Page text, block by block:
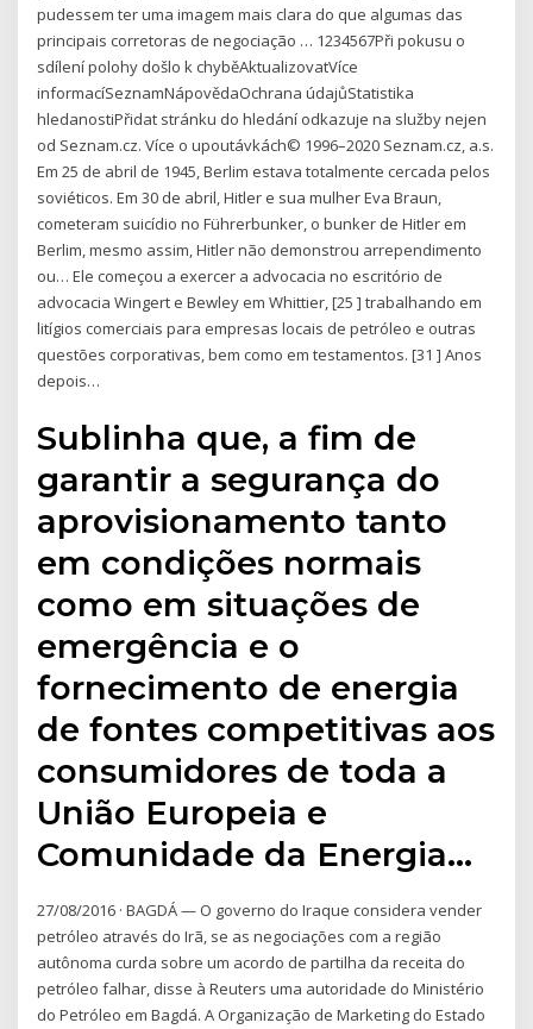
pudessem ter uma imagem mais clara do que algumas das
principais corretoras de negociação … 1234567Při pokusu o
sdílení polohy došlo k chyběAktualizovatVíce
informacíSeznamNápovědaOchrana údajůStatistika
hledanostiPřidat stránku do hledání odkazuje na služby nejen
od Seznam.cz. Více o upoutávkách© 1996–2020 Seznam.cz, a.s.
Em 25 de abril de 1945, Berlim estava totalmente cercada pelos
soviéticos. Em 30 de abril, Hitler e sua mulher Eva Braun,
cometeram suicídio no Führerbunker, o bunker de Hitler em
Berlim, mesmo assim, Hitler não demonstrou arrependimento
ou… Ele começou a exercer a advocacia no escritório de
advocacia Wingert e Bewley em Whittier, [25 ] trabalhando em
litígios comerciais para empresas locais de petróleo e outras
questões corporativas, bem como em testamentos. [31 ] Anos
depois…
Sublinha que, a fim de
garantir a segurança do
aprovisionamento tanto
em condições normais
como em situações de
emergência e o
fornecimento de energia
de fontes competitivas aos
consumidores de toda a
União Europeia e
Comunidade da Energia…
27/08/2016 · BAGDÁ — O governo do Iraque considera vender
petróleo através do Irã, se as negociações com a região
autônoma curda sobre um acordo de partilha da receita do
petróleo falhar, disse à Reuters uma autoridade do Ministério
do Petróleo em Bagdá. A Organização de Marketing do Estado